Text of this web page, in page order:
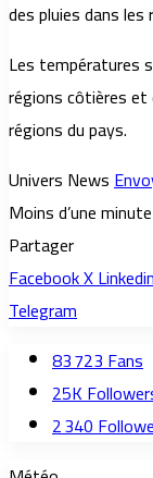
des pluies dans les
Les températures
régions côtières
régions du pays.
Univers News
Moins d’une minute
Partager
FacebookX
Telegram
83 723Fans
25K
2 340